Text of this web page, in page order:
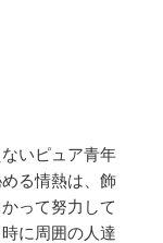
いピュア青年
る情熱は、飾
って努力して
に周囲の人達